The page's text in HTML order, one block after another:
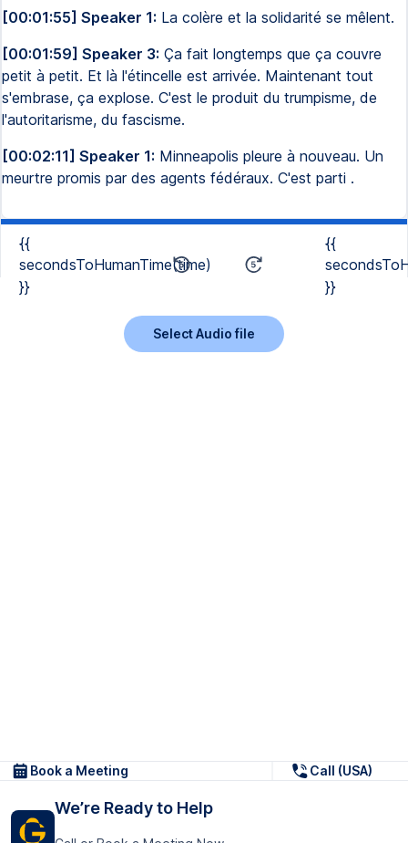
[00:01:55] Speaker 1: La colère et la solidarité se mêlent.
[00:01:59] Speaker 3: Ça fait longtemps que ça couvre
petit à petit. Et là l'étincelle est arrivée. Maintenant tout
s'embrase, ça explose. C'est le produit du trumpisme, de
l'autoritarisme, du fascisme.
[00:02:11] Speaker 1: Minneapolis pleure à nouveau. Un
meurtre promis par des agents fédéraux. C'est parti .
{{
secondsToHumanTime(time)
}}
{{
}}
Select Audio file
Book a Meeting Call (USA)
We’re Ready to Help